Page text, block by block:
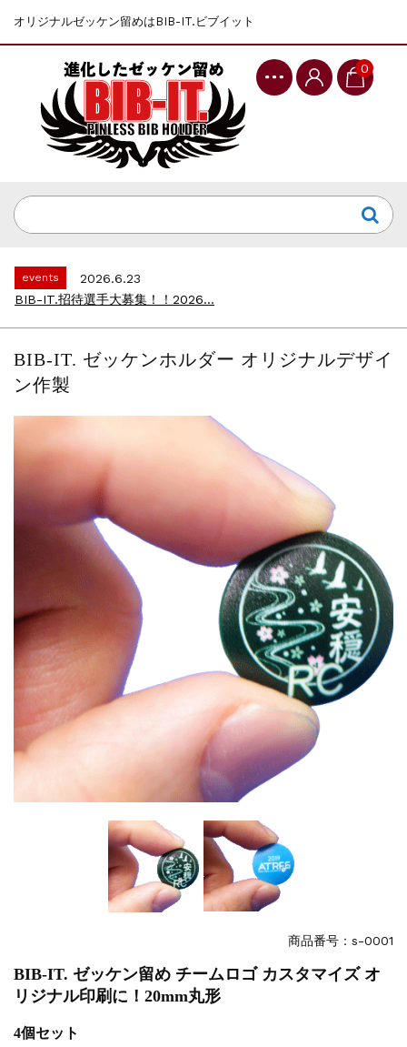
オリジナルゼッケン留めはBIB-IT.ビブイット
0
第46回 丹波篠山ABCマラソン...
events
2026.7.8
events
2026.6.23
BIB-IT.招待選手大募集！！2026...
events
2026.2.2
仙台国際ハーフマラソン2026 大会オリ...
events
2026.7.8
上尾シティハーフマラソン2026 記念T...
events
2026.6.23
BIB-IT.招待選手大募集！！2026...
events
2026.3.26
BIB-IT.のZERO WASTE...
events
2026.2.2
仙台国際ハーフマラソン2026 大会オリ...
events
2025.10.1
第46回 丹波篠山ABCマラソン...
BIB-IT. ゼッケンホルダー オリジナルデザイ
ン作製
商品番号：s-0001
BIB-IT. ゼッケン留め チームロゴ カスタマイズ オ
リジナル印刷に！20mm丸形
4個セット